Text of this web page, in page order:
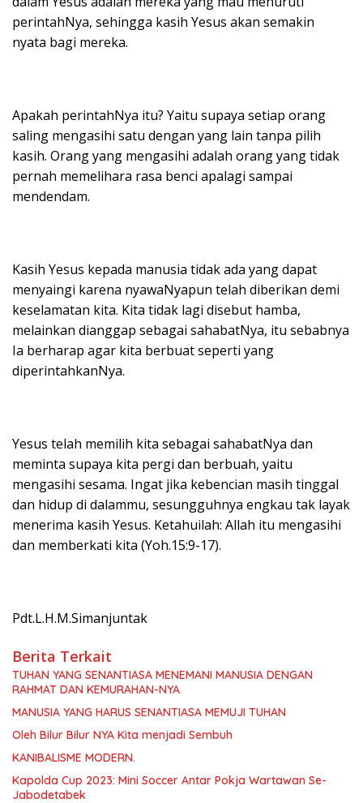
perintahNya, sehingga kasih Yesus akan semakin
nyata bagi mereka.
Apakah perintahNya itu? Yaitu supaya setiap orang
saling mengasihi satu dengan yang lain tanpa pilih
kasih. Orang yang mengasihi adalah orang yang tidak
pernah memelihara rasa benci apalagi sampai
mendendam.
Kasih Yesus kepada manusia tidak ada yang dapat
menyaingi karena nyawaNyapun telah diberikan demi
keselamatan kita. Kita tidak lagi disebut hamba,
melainkan dianggap sebagai sahabatNya, itu sebabnya
Ia berharap agar kita berbuat seperti yang
diperintahkanNya.
Yesus telah memilih kita sebagai sahabatNya dan
meminta supaya kita pergi dan berbuah, yaitu
mengasihi sesama. Ingat jika kebencian masih tinggal
dan hidup di dalammu, sesungguhnya engkau tak layak
menerima kasih Yesus. Ketahuilah: Allah itu mengasihi
dan memberkati kita (Yoh.15:9-17).
Pdt.L.H.M.Simanjuntak
Berita Terkait
TUHAN YANG SENANTIASA MENEMANI MANUSIA DENGAN
RAHMAT DAN KEMURAHAN-NYA
MANUSIA YANG HARUS SENANTIASA MEMUJI TUHAN
Oleh Bilur Bilur NYA Kita menjadi Sembuh
KANIBALISME MODERN.
Kapolda Cup 2023: Mini Soccer Antar Pokja Wartawan Se-
Jabodetabek